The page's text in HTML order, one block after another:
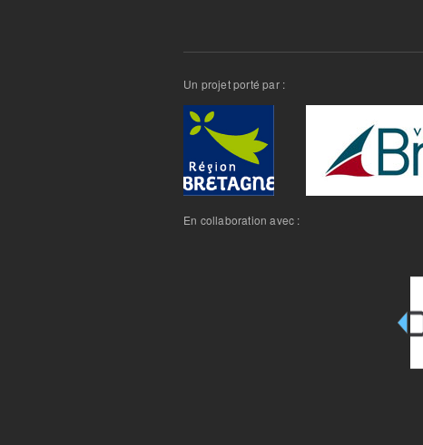
Un projet porté par :
En collaboration avec :